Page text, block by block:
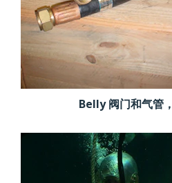
Belly 阀门和气管